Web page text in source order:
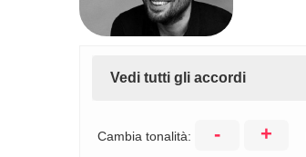
Vedi tutti gli accordi
Cambia tonalità: - +